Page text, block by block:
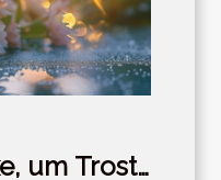
um Trost